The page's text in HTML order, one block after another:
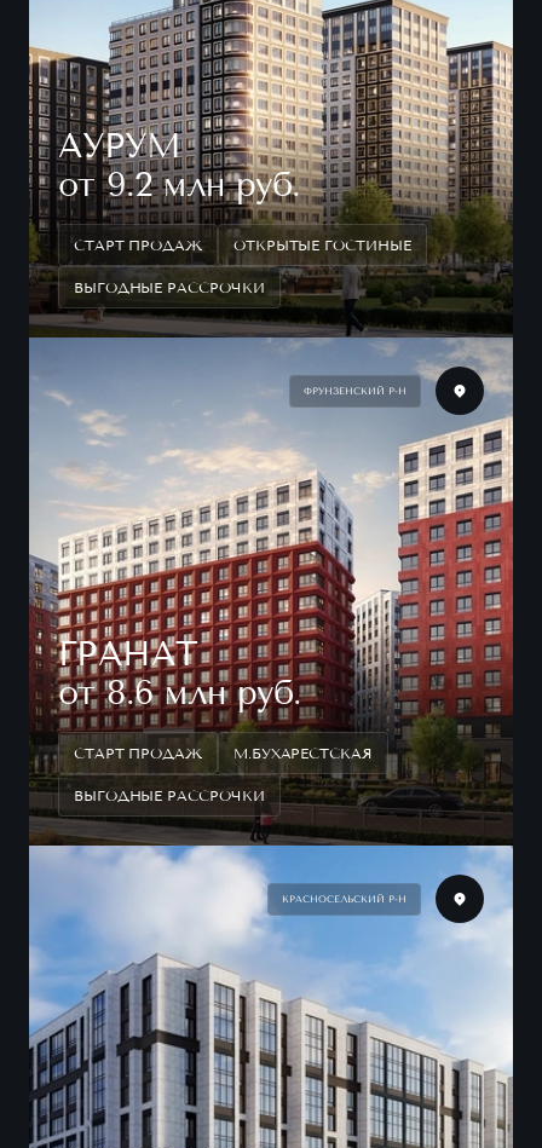
АУРУМ
от 9.2 млн руб.
СТАРТ ПРОДАЖ ОТКРЫТЫЕ ГОСТИНЫЕ
ВЫГОДНЫЕ РАССРОЧКИ
ФРУНЗЕНСКИЙ Р-Н
ГРАНАТ
от 8.6 млн руб.
СТАРТ ПРОДАЖ М.БУХАРЕСТСКАЯ
ВЫГОДНЫЕ РАССРОЧКИ
КРАСНОСЕЛЬСКИЙ Р-Н